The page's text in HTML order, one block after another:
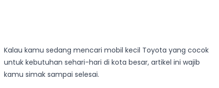
Kalau kamu sedang mencari mobil kecil Toyota yang cocok
untuk kebutuhan sehari-hari di kota besar, artikel ini wajib
kamu simak sampai selesai.